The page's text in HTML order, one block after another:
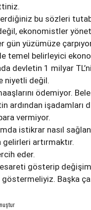
bu sözleri
ekonomistler
gün yüzümüze
temel belirleyici
devletin 1 milyar
niyetli değil.
ödemiyor.
ardından işadamları
vermiyor.
istikrar nasıl
gelirleri artırmaktır.
eder.
gösterip
Başka